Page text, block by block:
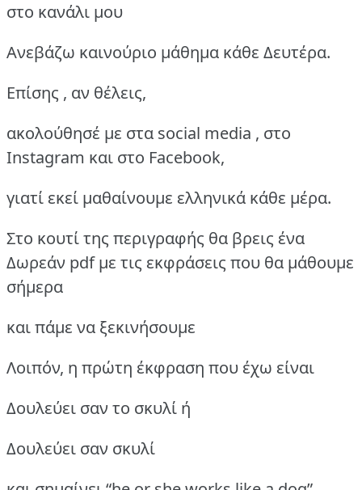
στο κανάλι μου
Ανεβάζω καινούριο μάθημα κάθε Δευτέρα.
Επίσης , αν θέλεις,
ακολούθησέ με στα social media , στο
Instagram και στο Facebook,
γιατί εκεί μαθαίνουμε ελληνικά κάθε μέρα.
Στο κουτί της περιγραφής θα βρεις ένα
Δωρεάν pdf με τις εκφράσεις που θα μάθουμε
σήμερα
και πάμε να ξεκινήσουμε
Λοιπόν, η πρώτη έκφραση που έχω είναι
Δουλεύει σαν το σκυλί ή
Δουλεύει σαν σκυλί